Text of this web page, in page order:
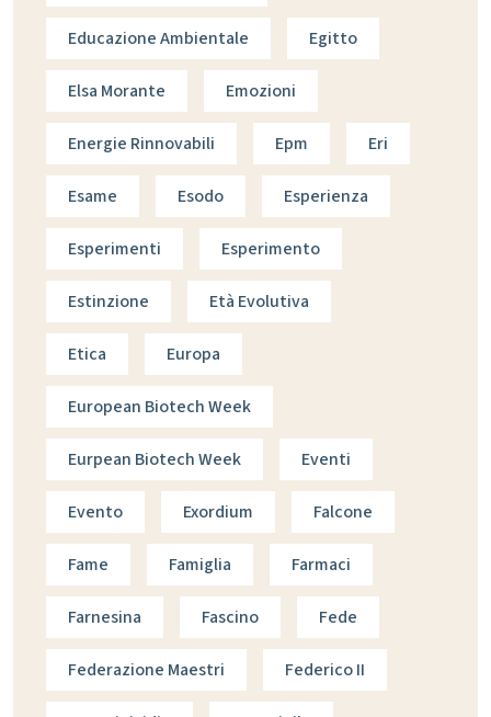
Educazione Ambientale Egitto
Elsa Morante Emozioni
Energie Rinnovabili Epm Eri
Esame Esodo Esperienza
Esperimenti Esperimento
Estinzione Età Evolutiva
Etica Europa
European Biotech Week
Eurpean Biotech Week Eventi
Evento Exordium Falcone
Fame Famiglia Farmaci
Farnesina Fascino Fede
Federazione Maestri Federico II